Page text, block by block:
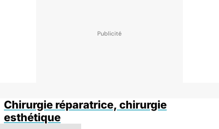
Chirurgie réparatrice, chirurgie
esthétique